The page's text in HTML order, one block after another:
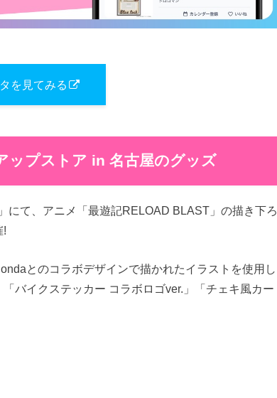
を見てみる
ップストア in 名古屋のグッズ
にて、アニメ「最遊記RELOAD BLAST」の描き下ろ
!
とのコラボデザインで描かれたイラストを使用し
バイクステッカー コラボロゴver.」「チェキ風カー